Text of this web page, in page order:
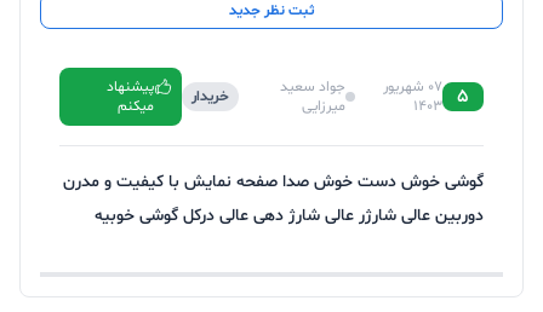
ثبت نظر جدید
5
07 شهریور
1403
جواد سعید
میرزایی
خریدار
پیشنهاد
میکنم
گوشی خوش دست خوش صدا صفحه نمایش با کیفیت و مدرن
دوربین عالی شارژر عالی شارژ دهی عالی درکل گوشی خوبیه